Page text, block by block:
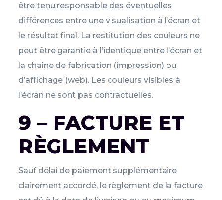
être tenu responsable des éventuelles
différences entre une visualisation à l’écran et
le résultat final. La restitution des couleurs ne
peut être garantie à l’identique entre l’écran et
la chaîne de fabrication (impression) ou
d’affichage (web). Les couleurs visibles à
l’écran ne sont pas contractuelles.
9 – FACTURE ET
RÈGLEMENT
Sauf délai de paiement supplémentaire
clairement accordé, le règlement de la facture